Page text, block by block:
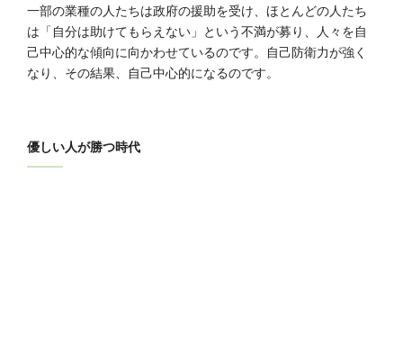
一部の業種の人たちは政府の援助を受け、ほとんどの人たち
は「自分は助けてもらえない」という不満が募り、人々を自
己中心的な傾向に向かわせているのです。自己防衛力が強く
なり、その結果、自己中心的になるのです。
優しい人が勝つ時代